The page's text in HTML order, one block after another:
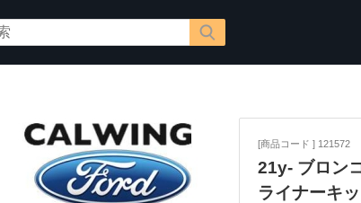
[商品コード ] 121572
21y- ブロン
ライナーキ